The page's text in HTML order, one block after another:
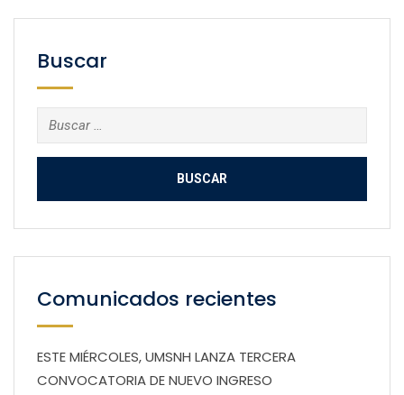
Buscar
Buscar:
Comunicados recientes
ESTE MIÉRCOLES, UMSNH LANZA TERCERA
CONVOCATORIA DE NUEVO INGRESO